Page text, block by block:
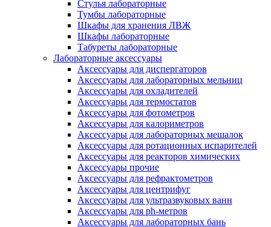
Стулья лабораторные
Тумбы лабораторные
Шкафы для хранения ЛВЖ
Шкафы лабораторные
Табуреты лабораторные
Лабораторные аксессуары
Аксессуары для диспергаторов
Аксессуары для лабораторных мельниц
Аксессуары для охладителей
Аксессуары для термостатов
Аксессуары для фотометров
Аксессуары для калориметров
Аксессуары для лабораторных мешалок
Аксессуары для ротационных испарителей
Аксессуары для реакторов химических
Аксессуары прочие
Аксессуары для рефрактометров
Аксессуары для центрифуг
Аксессуары для ультразвуковых ванн
Аксессуары для ph-метров
Аксессуары для лабораторных бань